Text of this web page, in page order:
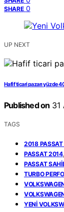
SHARE 0
UP NEXT
Hafif ticari pazarı yüzde
Published on 31
TAGS
2018 PASSAT
PASSAT 2014
PASSAT
TURBO
YENI